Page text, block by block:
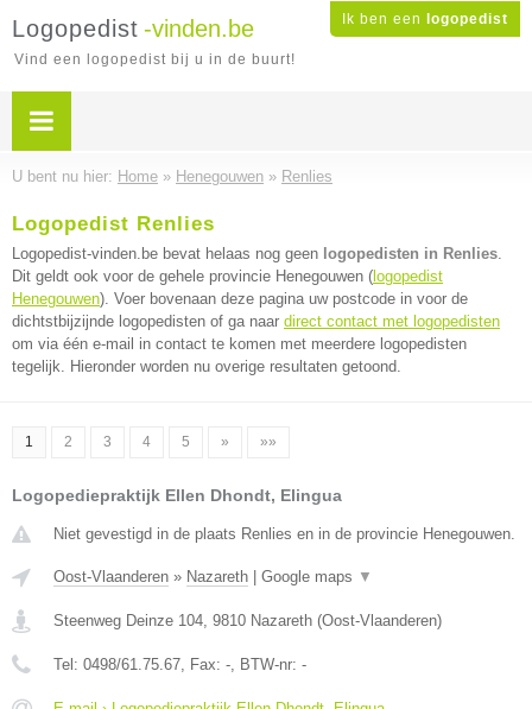
Ik ben een logopedist
Logopedist -vinden.be
Vind een logopedist bij u in de buurt!
U bent nu hier: Home » Henegouwen » Renlies
Logopedist Renlies
Logopedist-vinden.be bevat helaas nog geen logopedisten in Renlies.
Dit geldt ook voor de gehele provincie Henegouwen ( logopedist
Henegouwen). Voer bovenaan deze pagina uw postcode in voor de
dichtstbijzijnde logopedisten of ga naar direct contact met logopedisten
om via één e-mail in contact te komen met meerdere logopedisten
tegelijk. Hieronder worden nu overige resultaten getoond.
1 2 3 4 5 » »»
Logopediepraktijk Ellen Dhondt, Elingua
Niet gevestigd in de plaats Renlies en in de provincie Henegouwen.
Oost-Vlaanderen » Nazareth Google maps ▼
Steenweg Deinze 104, 9810 Nazareth (Oost-Vlaanderen)
Tel: 0498/61.75.67, Fax: -, BTW-nr: -